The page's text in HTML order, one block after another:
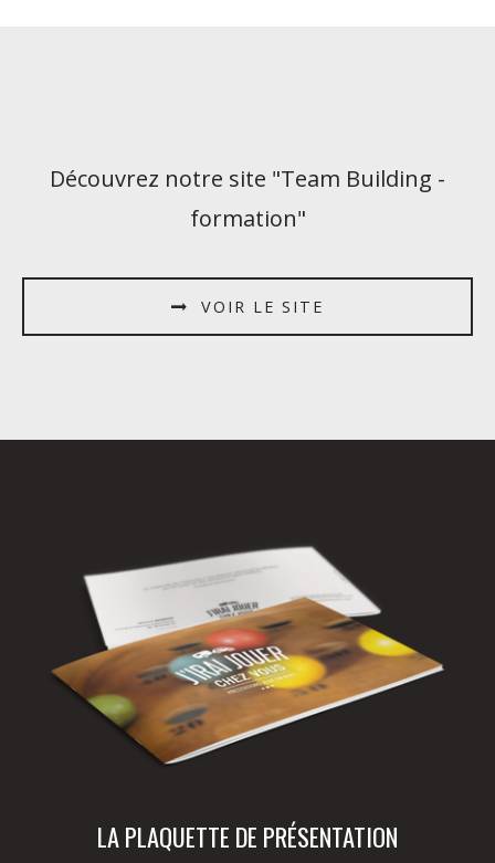
Découvrez notre site "Team Building -
formation"
VOIR LE SITE
LA PLAQUETTE DE PRÉSENTATION